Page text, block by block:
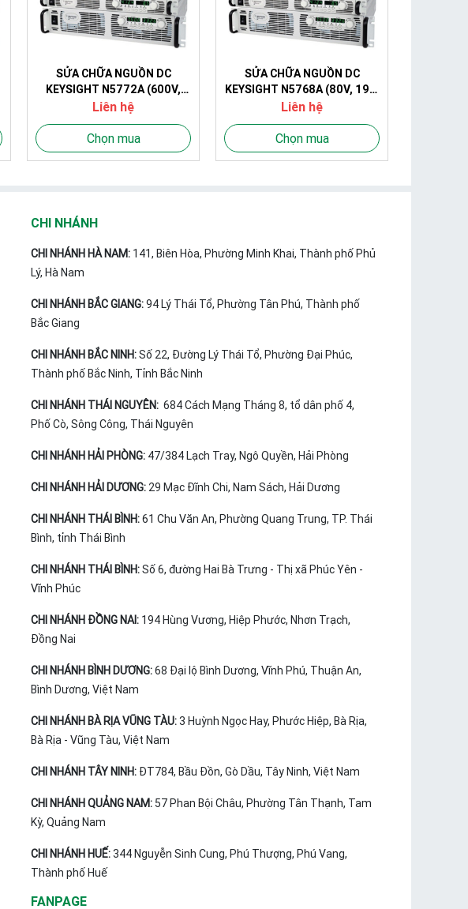
SỬA CHỮA NGUỒN DC
KEYSIGHT N5772A (600V,
2.6A, 1560W)
Liên hệ
Chọn mua
SỬA CHỮA NGUỒN DC
KEYSIGHT N5768A (80V, 19A,
1520W)
Liên hệ
Chọn mua
CHI NHÁNH
CHI NHÁNH HÀ NAM:141, Biên Hòa, Phường Minh Khai, Thành phố Phủ
Lý, Hà Nam
CHI NHÁNH BẮC GIANG:94 Lý Thái Tổ, Phường Tân Phú, Thành phố
Bắc Giang
CHI NHÁNH BẮC NINH:Số 22, Đường Lý Thái Tổ, Phường Đại Phúc,
Thành phố Bắc Ninh, Tỉnh Bắc Ninh
CHI NHÁNH THÁI NGUYÊN: 684 Cách Mạng Tháng 8, tổ dân phố 4,
Phố Cò, Sông Công, Thái Nguyên
CHI NHÁNH HẢI PHÒNG: 47/384 Lạch Tray, Ngô Quyền, Hải Phòng
CHI NHÁNH HẢI DƯƠNG: 29 Mạc Đĩnh Chi, Nam Sách, Hải Dương
CHI NHÁNH THÁI BÌNH:61 Chu Văn An, Phường Quang Trung, TP. Thái
Bình, tỉnh Thái Bình
CHI NHÁNH THÁI BÌNH:Số 6, đường Hai Bà Trưng - Thị xã Phúc Yên -
Vĩnh Phúc
CHI NHÁNH ĐỒNG NAI:194 Hùng Vương, Hiệp Phước, Nhơn Trạch,
Đồng Nai
CHI NHÁNH BÌNH DƯƠNG:68 Đại lộ Bình Dương, Vĩnh Phú, Thuận An,
Bình Dương, Việt Nam
CHI NHÁNH BÀ RỊA VŨNG TÀU:3 Huỳnh Ngọc Hay, Phước Hiệp, Bà Rịa,
Bà Rịa - Vũng Tàu, Việt Nam
CHI NHÁNH TÂY NINH:ĐT784, Bầu Đồn, Gò Dầu, Tây Ninh, Việt Nam
CHI NHÁNH QUẢNG NAM:57 Phan Bội Châu, Phường Tân Thạnh, Tam
Kỳ, Quảng Nam
CHI NHÁNH HUẾ:344 Nguyễn Sinh Cung, Phú Thượng, Phú Vang,
Thành phố Huế
FANPAGE